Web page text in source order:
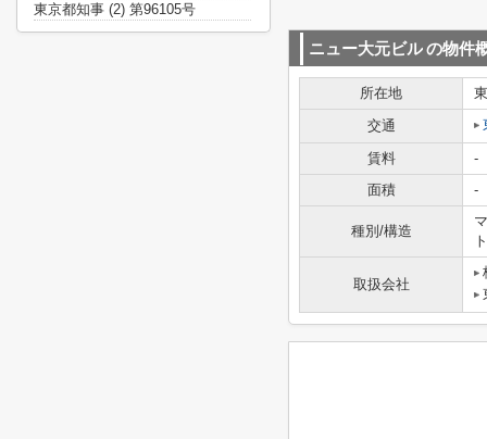
ニュー大元ビルの物件
所在地
交通
賃料
-
面積
-
種別/構造
ト
取扱会社
東京都知事 (2) 第96105号